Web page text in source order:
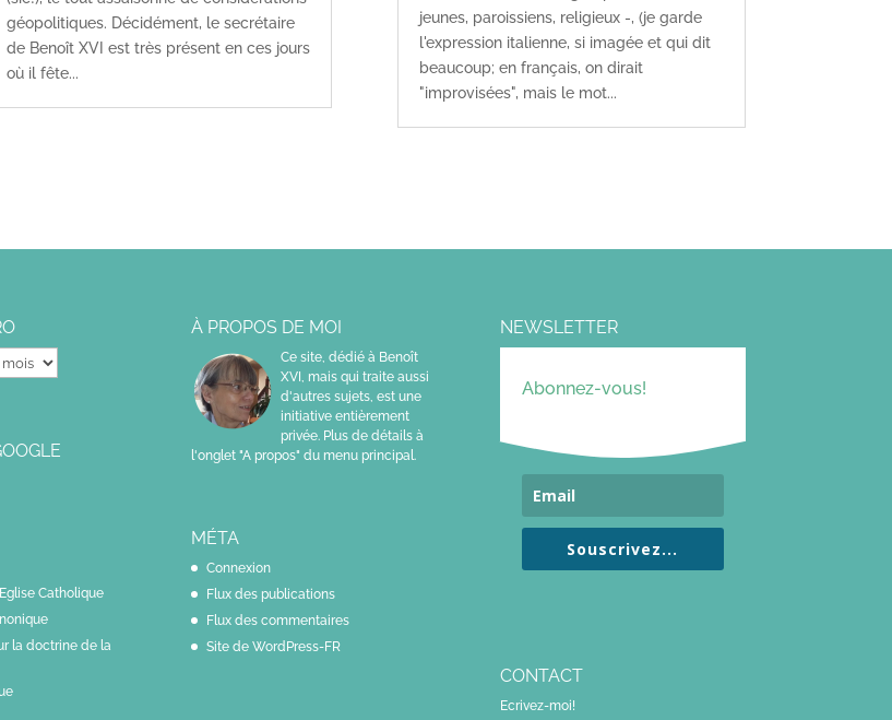
géopolitiques. Décidément, le secrétaire
de Benoît XVI est très présent en ces jours
où il fête...
jeunes, paroissiens, religieux -, (je garde
l'expression italienne, si imagée et qui dit
beaucoup; en français, on dirait
"improvisées", mais le mot...
Catholique
la doctrine de la
À PROPOS DE MOI
Ce site, dédié à Benoît
XVI, mais qui traite aussi
d'autres sujets, est une
initiative entièrement
privée. Plus de détails à
l'onglet "A propos" du menu principal.
MÉTA
Connexion
Flux des publications
Flux des commentaires
Site de WordPress-FR
NEWSLETTER
Abonnez-vous!
Souscrivez...
CONTACT
Ecrivez-moi!